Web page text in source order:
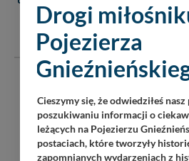
DODAJ
Serwis pojezierze24.pl nie ponosi
treść komentarzy i opinii. Prosimy o
komentarzy dotyczących danej
niezwiązane z tematem, wulgarne,
prawo będą usuwane.
Drogi
Pojezierza
Cieszymy się, że odwiedziłeś
poszukiwaniu informacji o
leżących na Pojezierzu
postaciach, które tworzyły
zapomnianych wydarzeniach z